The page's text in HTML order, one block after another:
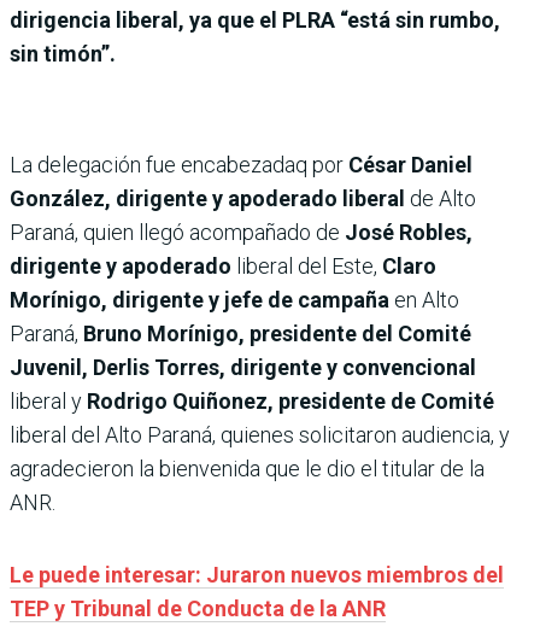
dirigencia liberal, ya que el PLRA “está sin rumbo,
sin timón”.
La delegación fue encabezadaq por César Daniel
González, dirigente y apoderado liberal de Alto
Paraná, quien llegó acompañado de José Robles,
dirigente y apoderado liberal del Este, Claro
Morínigo, dirigente y jefe de campaña en Alto
Paraná, Bruno Morínigo, presidente del Comité
Juvenil, Derlis Torres, dirigente y convencional
liberal y Rodrigo Quiñonez, presidente de Comité
liberal del Alto Paraná, quienes solicitaron audiencia, y
agradecieron la bienvenida que le dio el titular de la
ANR.
Le puede interesar: Juraron nuevos miembros del
TEP y Tribunal de Conducta de la ANR